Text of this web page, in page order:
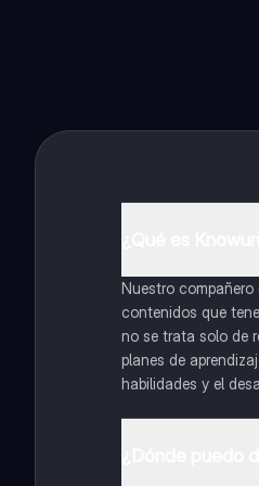
Nuestro
contenidos que
no se trata solo de
planes de
habilidades y el